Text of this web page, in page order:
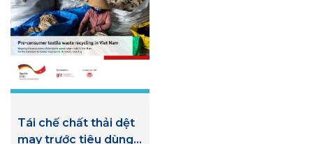
Tái chế chất thải dệt
may trước tiêu dùng